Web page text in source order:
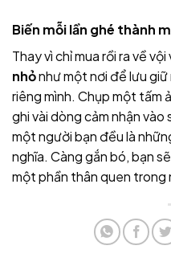
Biến mỗi lần ghé thành
Thay vì chỉ mua rồi ra về
nhỏnhư một nơi để lưu
riêng mình. Chụp một tấm
ghi vài dòng cảm nhận
một người bạn đều là
nghĩa. Càng gắn bó, bạn
một phần thân quen trong